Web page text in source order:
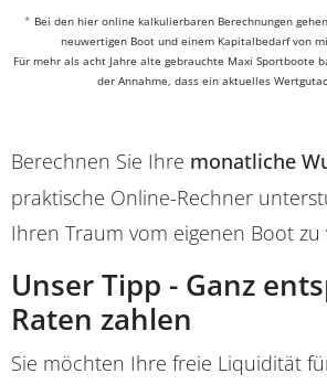
* Bei den hier online kalkulierbaren Berechnungen
neuwertigen Boot und einem Kapitalbedarf von
Für mehr als acht Jahre alte gebrauchte Maxi Sportboote
der Annahme, dass ein aktuelles
Berechnen Sie Ihre monatliche
praktische Online-Rechner
Ihren Traum vom eigenen Boot zu
Unser Tipp - Ganz
Raten zahlen
Sie möchten Ihre freie Liquidität